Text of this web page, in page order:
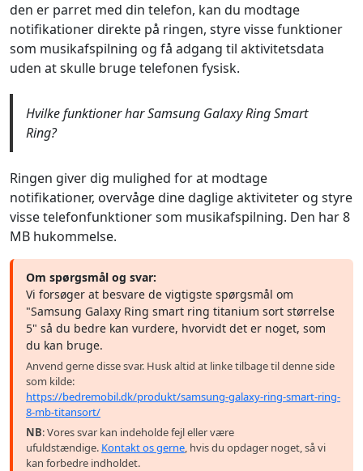
den er parret med din telefon, kan du modtage
notifikationer direkte på ringen, styre visse funktioner
som musikafspilning og få adgang til aktivitetsdata
uden at skulle bruge telefonen fysisk.
Hvilke funktioner har Samsung Galaxy Ring Smart
Ring?
Ringen giver dig mulighed for at modtage
notifikationer, overvåge dine daglige aktiviteter og styre
visse telefonfunktioner som musikafspilning. Den har 8
MB hukommelse.
Om spørgsmål og svar:
Vi forsøger at besvare de vigtigste spørgsmål om
"Samsung Galaxy Ring smart ring titanium sort størrelse
5" så du bedre kan vurdere, hvorvidt det er noget, som
du kan bruge.
Anvend gerne disse svar. Husk altid at linke tilbage til denne side
som kilde:
https://bedremobil.dk/produkt/samsung-galaxy-ring-smart-ring-
8-mb-titansort/
NB: Vores svar kan indeholde fejl eller være
ufuldstændige. Kontakt os gerne, hvis du opdager noget, så vi
kan forbedre indholdet.